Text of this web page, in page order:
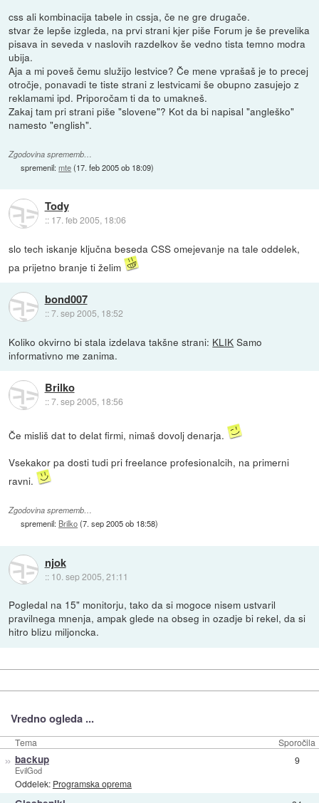
css ali kombinacija tabele in cssja, če ne gre drugače.
stvar že lepše izgleda, na prvi strani kjer piše Forum je še prevelika
pisava in seveda v naslovih razdelkov še vedno tista temno modra
ubija.
Aja a mi poveš čemu služijo lestvice? Če mene vprašaš je to precej
otročje, ponavadi te tiste strani z lestvicami še obupno zasujejo z
reklamami ipd. Priporočam ti da to umakneš.
Zakaj tam pri strani piše "slovene"? Kot da bi napisal "angleško"
namesto "english".
Zgodovina sprememb…
spremenil:mte(17. feb 2005 ob 18:09)
Tody
:: 17. feb 2005, 18:06
slo tech iskanje ključna beseda CSS omejevanje na tale oddelek,
pa prijetno branje ti želim
bond007
::7. sep 2005, 18:52
Koliko okvirno bi stala izdelava takšne strani: KLIK Samo
informativno me zanima.
Brilko
::7. sep 2005, 18:56
Če misliš dat to delat firmi, nimaš dovolj denarja.
Vsekakor pa dosti tudi pri freelance profesionalcih, na primerni
ravni.
Zgodovina sprememb…
spremenil: Brilko(7. sep 2005 ob 18:58)
njok
:: 10. sep 2005, 21:11
Pogledal na 15" monitorju, tako da si mogoce nisem ustvaril
pravilnega mnenja, ampak glede na obseg in ozadje bi rekel, da si
hitro blizu miljoncka.
Vredno ogleda ...
Tema Sporočila
» backup
EvilGod
Oddelek: Programska oprema
9